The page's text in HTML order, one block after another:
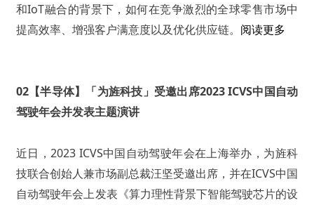
和IoT融合的背景下，如何在竞争激烈的全球零售市场中
提高效率、增强客户满意度以及优化供应链。 阅读更多
02【半导体】「为旌科技」受邀出席2023 ICVS中国自动
驾驶年会并发表主题演讲
近日，2023 ICVS中国自动驾驶年会在上海举办，为旌科
技联合创始人兼市场副总裁汪坚受邀出席，并在ICVS中国
自动驾驶年会上发表《算力理性背景下智能驾驶芯片的设